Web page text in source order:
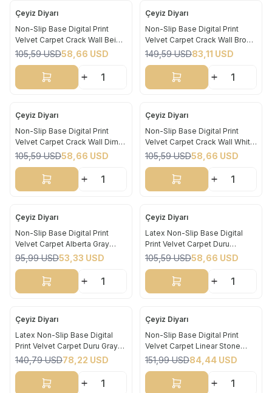
Yeni
%44
Çeyiz Diyarı
Non-Slip Base Digital Print
Velvet Carpet Crack Wall Beige
180x280 cm
105,59USD58,66 USD
Sepete Ekle
Yeni
%44
Çeyiz Diyarı
Non-Slip Base Digital Print
Velvet Carpet Crack Wall Brown
180x280 cm
149,59USD83,11 USD
Sepete Ekle
Yeni
%44
Çeyiz Diyarı
Non-Slip Base Digital Print
Velvet Carpet Crack Wall Dim
Gray 180x280 cm
105,59USD58,66 USD
Sepete Ekle
Yeni
%44
Çeyiz Diyarı
Non-Slip Base Digital Print
Velvet Carpet Crack Wall White
180x280 cm
105,59USD58,66 USD
Sepete Ekle
Yeni
%44
Çeyiz Diyarı
Non-Slip Base Digital Print
Velvet Carpet Alberta Gray
180x280 cm
95,99USD53,33 USD
Sepete Ekle
Yeni
%44
Çeyiz Diyarı
Latex Non-Slip Base Digital
Print Velvet Carpet Duru
Powder 180x280 cm
105,59USD58,66 USD
Sepete Ekle
Yeni
%44
Çeyiz Diyarı
Latex Non-Slip Base Digital
Print Velvet Carpet Duru Gray
180x280 cm
140,79USD78,22 USD
Sepete Ekle
Yeni
%44
Çeyiz Diyarı
Non-Slip Base Digital Print
Velvet Carpet Linear Stone
Brown 160x230 cm
151,99USD84,44 USD
Sepete Ekle